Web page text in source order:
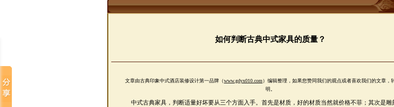
如何判断古典中式家具的质量？
文章由古典印象中式酒店装修设计第一品牌（www.gdyx010.com）编辑整理，如果您赞同我们的观点或者喜欢我们的文章，
明。
中式古典家具，判断适量好坏要从三个方面入手。首先是材质，好的材质当然就价格不菲；其次是雕